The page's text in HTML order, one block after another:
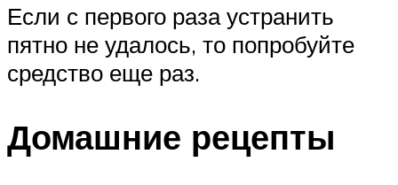
Если с первого раза устранить
пятно не удалось, то попробуйте
средство еще раз.
Домашние рецепты